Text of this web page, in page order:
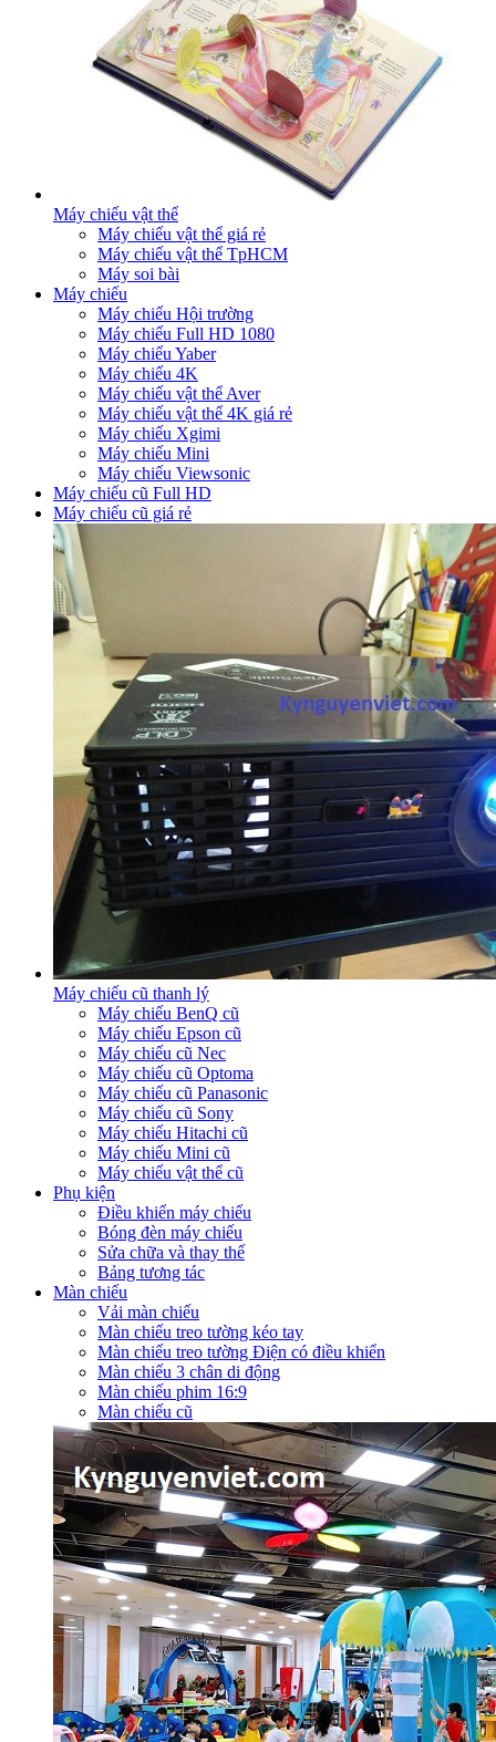
Máy chiếu vật thể
Máy chiếu vật thể giá rẻ
Máy chiếu vật thể TpHCM
Máy soi bài
Máy chiếu
Máy chiếu Hội trường
Máy chiếu Full HD 1080
Máy chiếu Yaber
Máy chiếu 4K
Máy chiếu vật thể Aver
Máy chiếu vật thể 4K giá rẻ
Máy chiếu Xgimi
Máy chiếu Mini
Máy chiếu Viewsonic
Máy chiếu cũ Full HD
Máy chiếu cũ giá rẻ
Máy chiếu cũ thanh lý
Máy chiếu BenQ cũ
Máy chiếu Epson cũ
Máy chiếu cũ Nec
Máy chiếu cũ Optoma
Máy chiếu cũ Panasonic
Máy chiếu cũ Sony
Máy chiếu Hitachi cũ
Máy chiếu Mini cũ
Máy chiếu vật thể cũ
Phụ kiện
Điều khiển máy chiếu
Bóng đèn máy chiếu
Sửa chữa và thay thế
Bảng tương tác
Màn chiếu
Vải màn chiếu
Màn chiếu treo tường kéo tay
Màn chiếu treo tường Điện có điều khiển
Màn chiếu 3 chân di động
Màn chiếu phim 16:9
Màn chiếu cũ